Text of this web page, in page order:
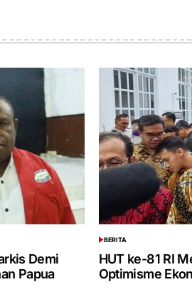
Demi
Papua
POSTED
IN
BERITA
HUT ke-81 RI
Optimisme